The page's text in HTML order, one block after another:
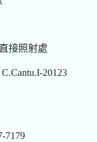
接照射處
20123
7179